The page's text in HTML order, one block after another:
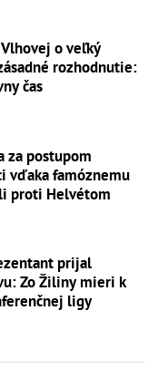
o veľký
rozhodnutie:
čas
za postupom
vďaka famóznemu
proti Helvétom
prijal
Zo Žiliny mieri k
ligy